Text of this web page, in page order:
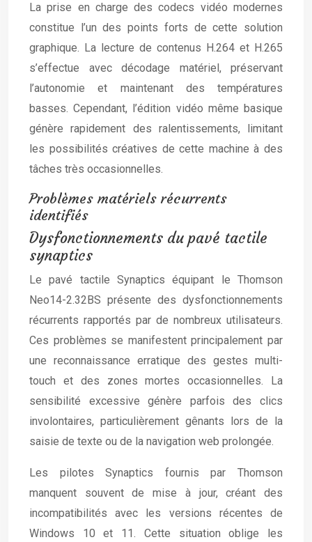
La prise en charge des codecs vidéo modernes
constitue l’un des points forts de cette solution
graphique. La lecture de contenus H.264 et H.265
s’effectue avec décodage matériel, préservant
l’autonomie et maintenant des températures
basses. Cependant, l’édition vidéo même basique
génère rapidement des ralentissements, limitant
les possibilités créatives de cette machine à des
tâches très occasionnelles.
Problèmes matériels récurrents
identifiés
Dysfonctionnements du pavé tactile
synaptics
Le pavé tactile Synaptics équipant le Thomson
Neo14-2.32BS présente des dysfonctionnements
récurrents rapportés par de nombreux utilisateurs.
Ces problèmes se manifestent principalement par
une reconnaissance erratique des gestes multi-
touch et des zones mortes occasionnelles. La
sensibilité excessive génère parfois des clics
involontaires, particulièrement gênants lors de la
saisie de texte ou de la navigation web prolongée.
Les pilotes Synaptics fournis par Thomson
manquent souvent de mise à jour, créant des
incompatibilités avec les versions récentes de
Windows 10 et 11. Cette situation oblige les